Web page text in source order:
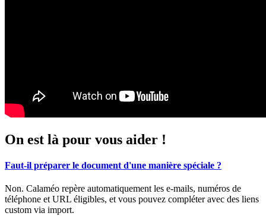
On est là pour vous aider !
Faut-il préparer le document d'une manière spéciale ?
Non. Calaméo repère automatiquement les e-mails, numéros de
téléphone et URL éligibles, et vous pouvez compléter avec des liens
custom via import.